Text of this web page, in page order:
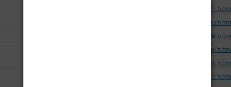
ריאה ודרכי האויר
נוירולוגיות
שלד
אוטו-אימוניות
אנדוקריניות
כליה ומערכת השתן